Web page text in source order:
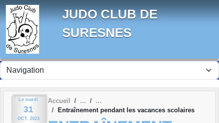
JUDO CLUB DE
SURESNES
Le mardi
31
OCT. 2023
Accueil
Entraînement pendant les vacances scolaires
Panneau de gestion des cookies